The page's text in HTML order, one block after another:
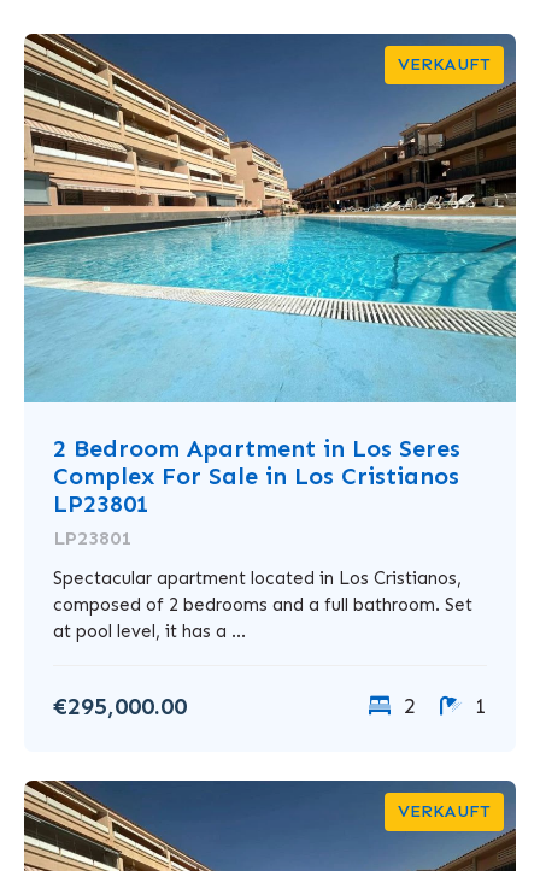
VERKAUFT
2 Bedroom Apartment in Los Seres
Complex For Sale in Los Cristianos
LP23801
LP23801
Spectacular apartment located in Los Cristianos,
composed of 2 bedrooms and a full bathroom. Set
at pool level, it has a ...
€295,000.00 2 1
VERKAUFT